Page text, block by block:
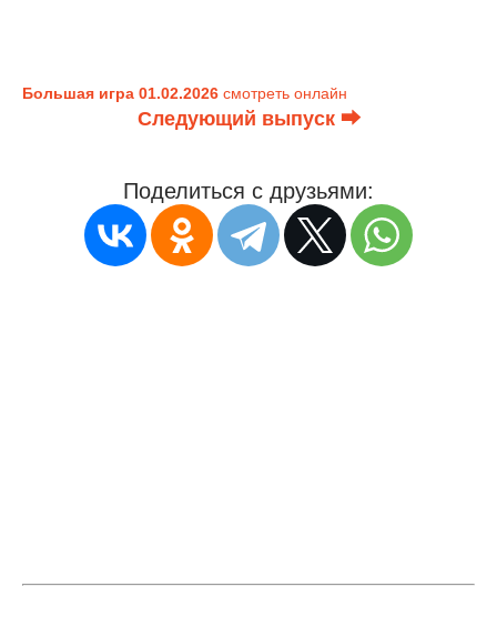
Большая игра 01.02.2026 смотреть онлайн
Следующий выпуск ⮕
Поделиться с друзьями: